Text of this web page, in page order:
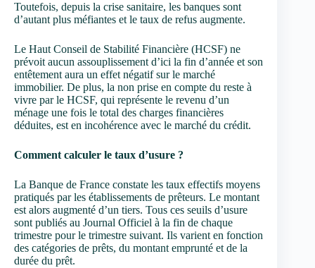
Toutefois, depuis la crise sanitaire, les banques sont
d’autant plus méfiantes et le taux de refus augmente.
Le Haut Conseil de Stabilité Financière (HCSF) ne
prévoit aucun assouplissement d’ici la fin d’année et son
entêtement aura un effet négatif sur le marché
immobilier. De plus, la non prise en compte du reste à
vivre par le HCSF, qui représente le revenu d’un
ménage une fois le total des charges financières
déduites, est en incohérence avec le marché du crédit.
Comment calculer le taux d’usure ?
La Banque de France constate les taux effectifs moyens
pratiqués par les établissements de prêteurs. Le montant
est alors augmenté d’un tiers. Tous ces seuils d’usure
sont publiés au Journal Officiel à la fin de chaque
trimestre pour le trimestre suivant. Ils varient en fonction
des catégories de prêts, du montant emprunté et de la
durée du prêt.